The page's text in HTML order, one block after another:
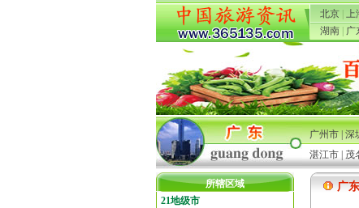
北京 上
湖南
广
广州市|深
湛江市
茂
所辖区域
21地级市
广东